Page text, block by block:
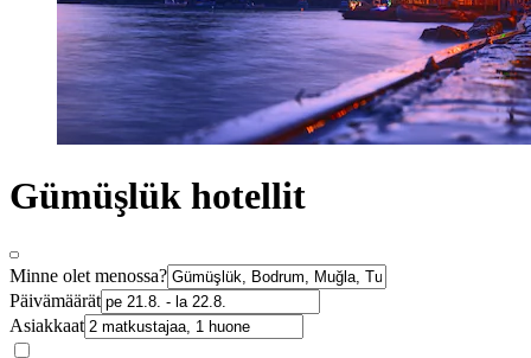
Gümüşlük hotellit
Minne olet menossa?
Päivämäärät
Asiakkaat